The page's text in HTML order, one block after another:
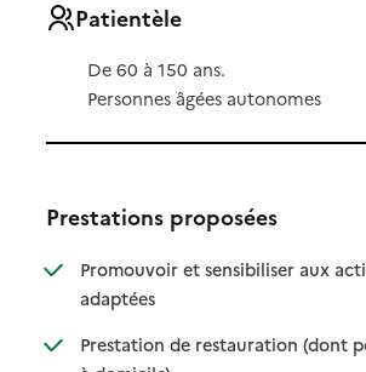
Patientèle
De 60 à 150 ans.
Personnes âgées autonomes
Prestations proposées
Promouvoir et sensibiliser aux
adaptées: disponible
: non disponible
Prestation de restauration (dont